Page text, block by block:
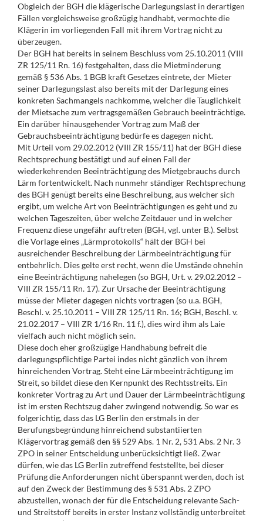
Obgleich der BGH die klägerische Darlegungslast in derartigen
Fällen vergleichsweise großzügig handhabt, vermochte die
Klägerin im vorliegenden Fall mit ihrem Vortrag nicht zu
überzeugen.
Der BGH hat bereits in seinem Beschluss vom 25.10.2011 (VIII
ZR 125/11 Rn. 16) festgehalten, dass die Mietminderung
gemäß § 536 Abs. 1 BGB kraft Gesetzes eintrete, der Mieter
seiner Darlegungslast also bereits mit der Darlegung eines
konkreten Sachmangels nachkomme, welcher die Tauglichkeit
der Mietsache zum vertragsgemäßen Gebrauch beeinträchtige.
Ein darüber hinausgehender Vortrag zum Maß der
Gebrauchsbeeinträchtigung bedürfe es dagegen nicht.
Mit Urteil vom 29.02.2012 (VIII ZR 155/11) hat der BGH diese
Rechtsprechung bestätigt und auf einen Fall der
wiederkehrenden Beeinträchtigung des Mietgebrauchs durch
Lärm fortentwickelt. Nach nunmehr ständiger Rechtsprechung
des BGH genügt bereits eine Beschreibung, aus welcher sich
ergibt, um welche Art von Beeinträchtigungen es geht und zu
welchen Tageszeiten, über welche Zeitdauer und in welcher
Frequenz diese ungefähr auftreten (BGH, vgl. unter B.). Selbst
die Vorlage eines „Lärmprotokolls“ hält der BGH bei
ausreichender Beschreibung der Lärmbeeinträchtigung für
entbehrlich. Dies gelte erst recht, wenn die Umstände ohnehin
eine Beeinträchtigung nahelegen (so BGH, Urt. v. 29.02.2012 –
VIII ZR 155/11 Rn. 17). Zur Ursache der Beeinträchtigung
müsse der Mieter dagegen nichts vortragen (so u.a. BGH,
Beschl. v. 25.10.2011 – VIII ZR 125/11 Rn. 16; BGH, Beschl. v.
21.02.2017 – VIII ZR 1/16 Rn. 11 f.), dies wird ihm als Laie
vielfach auch nicht möglich sein.
Diese doch eher großzügige Handhabung befreit die
darlegungspflichtige Partei indes nicht gänzlich von ihrem
hinreichenden Vortrag. Steht eine Lärmbeeinträchtigung im
Streit, so bildet diese den Kernpunkt des Rechtsstreits. Ein
konkreter Vortrag zu Art und Dauer der Lärmbeeinträchtigung
ist im ersten Rechtszug daher zwingend notwendig. So war es
folgerichtig, dass das LG Berlin den erstmals in der
Berufungsbegründung hinreichend substantiierten
Klägervortrag gemäß den §§ 529 Abs. 1 Nr. 2, 531 Abs. 2 Nr. 3
ZPO in seiner Entscheidung unberücksichtigt ließ. Zwar
dürfen, wie das LG Berlin zutreffend feststellte, bei dieser
Prüfung die Anforderungen nicht überspannt werden, doch ist
auf den Zweck der Bestimmung des § 531 Abs. 2 ZPO
abzustellen, wonach der für die Entscheidung relevante Sach-
und Streitstoff bereits in erster Instanz vollständig unterbreitet